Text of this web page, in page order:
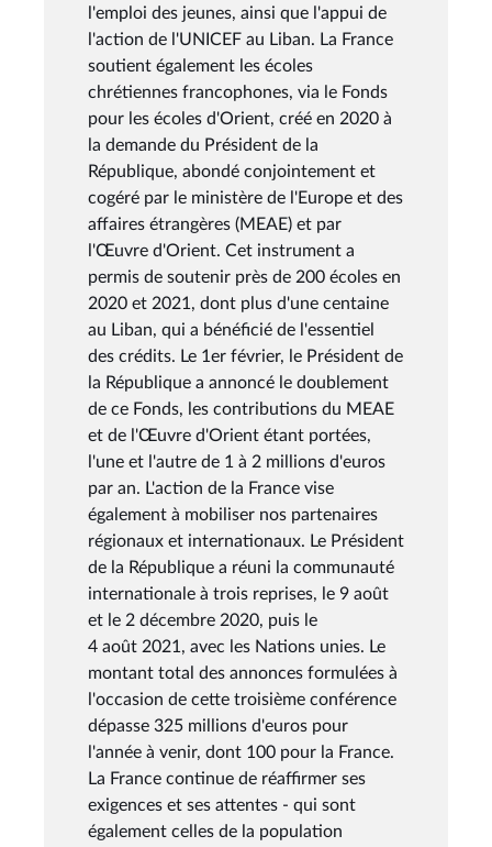
l'emploi des jeunes, ainsi que l'appui de
l'action de l'UNICEF au Liban. La France
soutient également les écoles
chrétiennes francophones, via le Fonds
pour les écoles d'Orient, créé en 2020 à
la demande du Président de la
République, abondé conjointement et
cogéré par le ministère de l'Europe et des
affaires étrangères (MEAE) et par
l'Œuvre d'Orient. Cet instrument a
permis de soutenir près de 200 écoles en
2020 et 2021, dont plus d'une centaine
au Liban, qui a bénéficié de l'essentiel
des crédits. Le 1er février, le Président de
la République a annoncé le doublement
de ce Fonds, les contributions du MEAE
et de l'Œuvre d'Orient étant portées,
l'une et l'autre de 1 à 2 millions d'euros
par an. L'action de la France vise
également à mobiliser nos partenaires
régionaux et internationaux. Le Président
de la République a réuni la communauté
internationale à trois reprises, le 9 août
et le 2 décembre 2020, puis le
4 août 2021, avec les Nations unies. Le
montant total des annonces formulées à
l'occasion de cette troisième conférence
dépasse 325 millions d'euros pour
l'année à venir, dont 100 pour la France.
La France continue de réaffirmer ses
exigences et ses attentes - qui sont
également celles de la population